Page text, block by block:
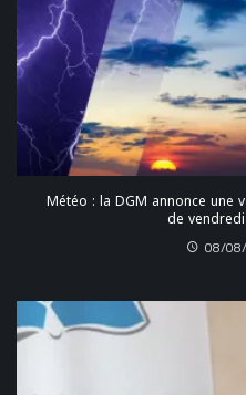
Météo : la DGM annonce une
de
08/